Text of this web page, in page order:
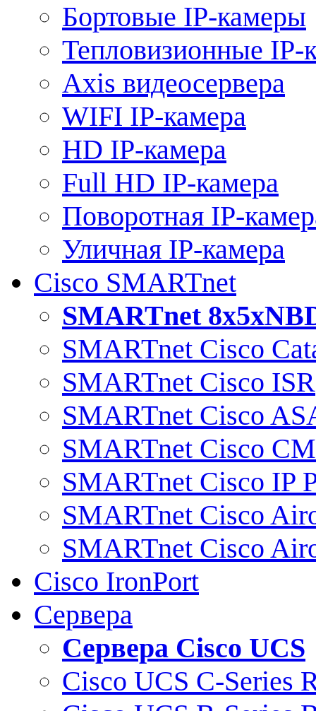
Бортовые IP-камеры
Тепловизионные IP-
Axis видеосервера
WIFI IP-камера
HD IP-камера
Full HD IP-камера
Поворотная IP-
Уличная IP-камера
Cisco SMARTnet
SMARTnet
SMARTnet Cisco
SMARTnet Cisco ISR
SMARTnet Cisco
SMARTnet Cisco
SMARTnet Cisco IP
SMARTnet Cisco
SMARTnet Cisco
Cisco IronPort
Сервера
Сервера Cisco UCS
Cisco UCS C-Series